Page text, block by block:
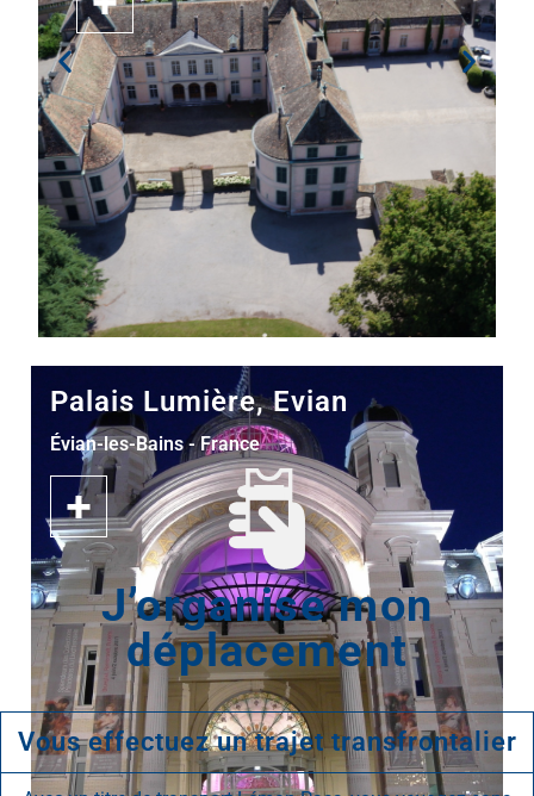
J’organise mon
déplacement
Vous effectuez un trajet transfrontalier